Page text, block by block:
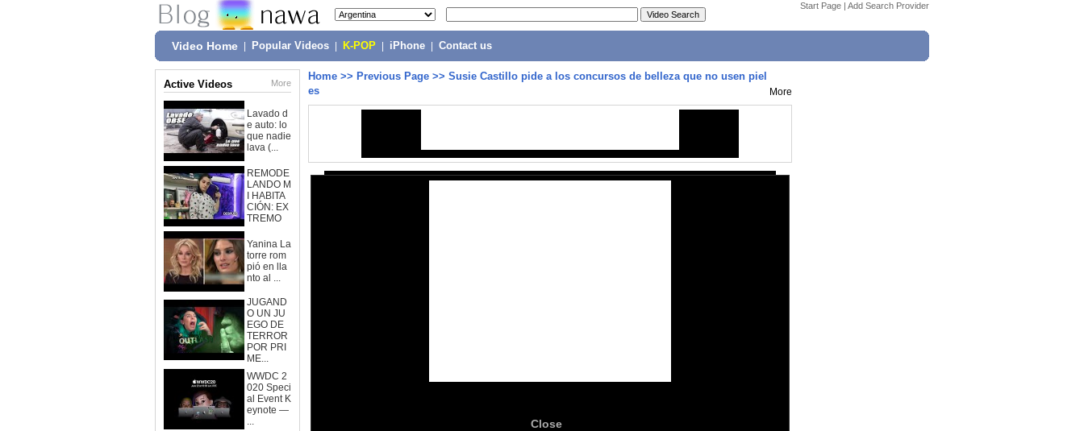
Start Page | Add Search Provider
Video Home Popular Videos K-POP iPhone Contact us
Active Videos More
Lavado d
e auto: lo
que nadie
lava (...
REMODE
LANDO M
I HABITA
CIÓN: EX
TREMO
Yanina La
torre rom
pió en lla
nto al ...
JUGAND
O UN JU
EGO DE
TERROR
POR PRI
ME...
WWDC 2
020 Speci
al Event K
eynote —
...
Home >> Previous Page >> Susie Castillo pide a los concursos de belleza que no usen piel
es
More
Close